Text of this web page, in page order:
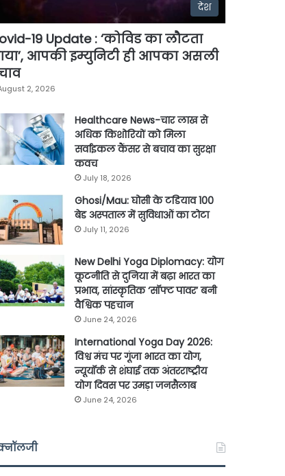
देश
19 Update : ‘कोविड का लौटता
आपकी इम्युनिटी ही आपका असली
2, 2026
Healthcare News-चार लाख से
अधिक किशोरियों को मिला
सर्वाइकल कैंसर से बचाव का सुरक्षा
कवच
July 18, 2026
Ghosi/Mau: घोसी के टडियाव 100
बेड अस्पताल में सुविधाओं का टोटा
July 11, 2026
New Delhi Yoga Diplomacy: योग
कूटनीति से दुनिया में बढ़ा भारत का
प्रभाव, सांस्कृतिक ‘सॉफ्ट पावर’ बनी
वैश्विक पहचान
June 24, 2026
International Yoga Day 2026:
विश्व मंच पर गूंजा भारत का योग,
न्यूयॉर्क से शंघाई तक अंतरराष्ट्रीय
योग दिवस पर उमड़ा जनसैलाब
June 24, 2026